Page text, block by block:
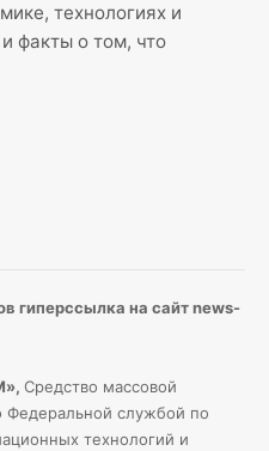
технологиях и
факты о том, что
гиперссылка на сайт news-
Средство массовой
Федеральной службой по
технологий и